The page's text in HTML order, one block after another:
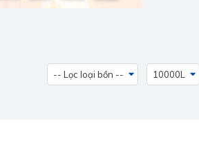
-- Lọc loại bồn -- 10000L